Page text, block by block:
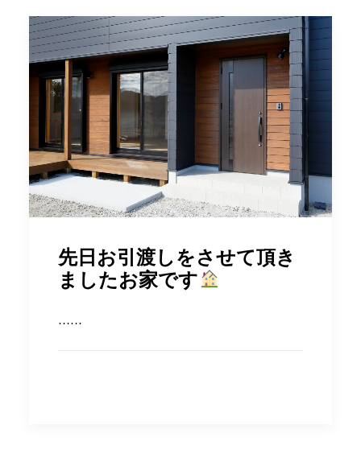
先日お引渡しをさせて頂き
ましたお家です
……